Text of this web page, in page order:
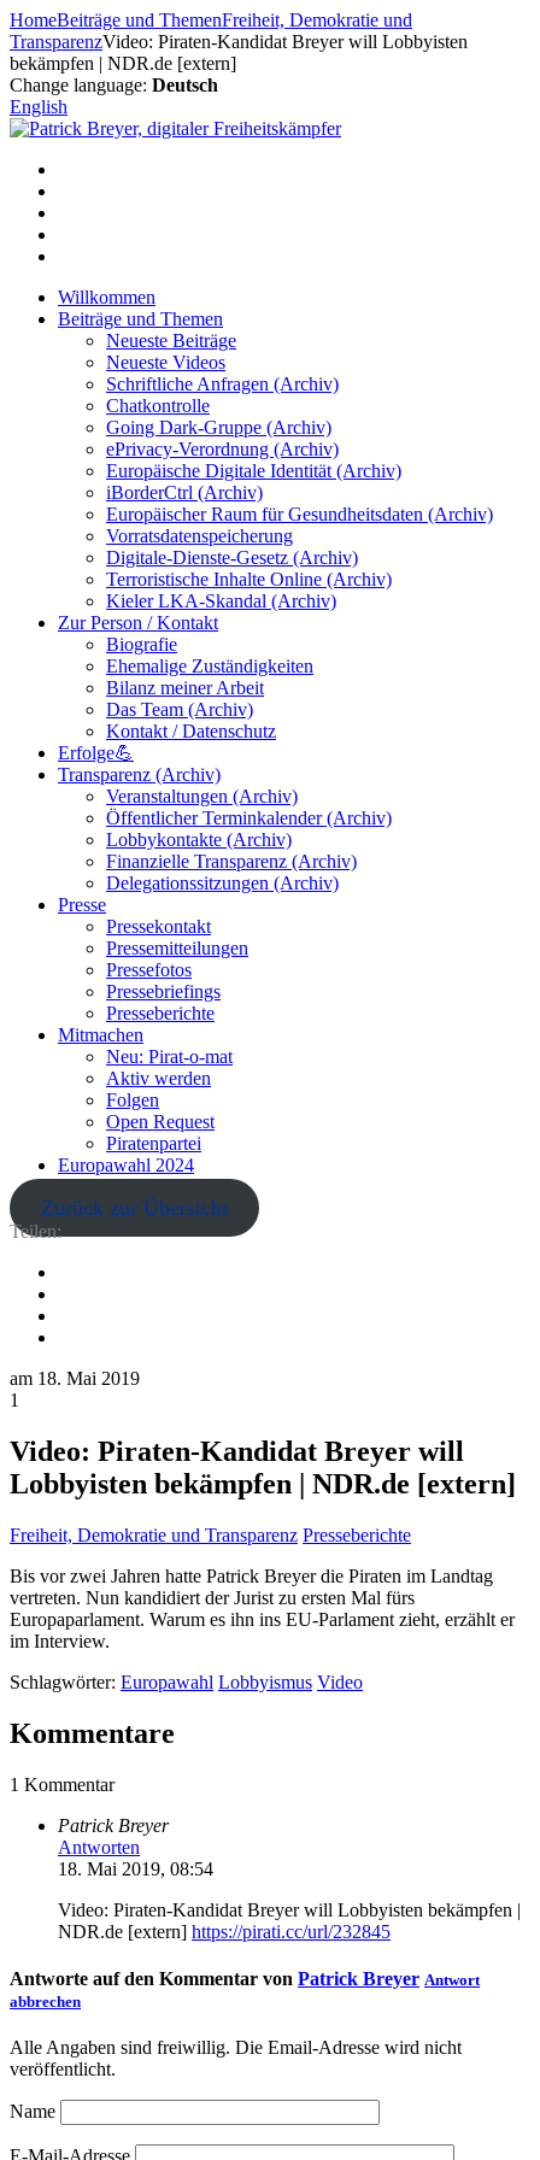
Zum
Inhalt
springen
HomeBeiträge und ThemenFreiheit, Demokratie und
TransparenzVideo: Piraten-Kandidat Breyer will Lobbyisten
bekämpfen | NDR.de [extern]
Change language: Deutsch
English
Willkommen
Beiträge und Themen
Neueste Beiträge
Neueste Videos
Schriftliche Anfragen (Archiv)
Chatkontrolle
Going Dark-Gruppe (Archiv)
ePrivacy-Verordnung (Archiv)
Europäische Digitale Identität (Archiv)
iBorderCtrl (Archiv)
Europäischer Raum für Gesundheitsdaten (Archiv)
Vorratsdatenspeicherung
Digitale-Dienste-Gesetz (Archiv)
Terroristische Inhalte Online (Archiv)
Kieler LKA-Skandal (Archiv)
Zur Person / Kontakt
Biografie
Ehemalige Zuständigkeiten
Bilanz meiner Arbeit
Das Team (Archiv)
Kontakt / Datenschutz
Erfolge💪
Transparenz (Archiv)
Veranstaltungen (Archiv)
Öffentlicher Terminkalender (Archiv)
Lobbykontakte (Archiv)
Finanzielle Transparenz (Archiv)
Delegationssitzungen (Archiv)
Presse
Pressekontakt
Pressemitteilungen
Pressefotos
Pressebriefings
Presseberichte
Mitmachen
Neu: Pirat-o-mat
Aktiv werden
Folgen
Open Request
Piratenpartei
Europawahl 2024
Zurück zur Übersicht
Teilen:
am 18. Mai 2019
1
Video: Piraten-Kandidat Breyer will
Lobbyisten bekämpfen | NDR.de [extern]
Freiheit, Demokratie und Transparenz Presseberichte
Bis vor zwei Jahren hatte Patrick Breyer die Piraten im Landtag
vertreten. Nun kandidiert der Jurist zu ersten Mal fürs
Europaparlament. Warum es ihn ins EU-Parlament zieht, erzählt er
im Interview.
Schlagwörter: Europawahl Lobbyismus Video
Kommentare
1 Kommentar
Patrick Breyer
Antworten
18. Mai 2019, 08:54
Video: Piraten-Kandidat Breyer will Lobbyisten bekämpfen |
NDR.de [extern] https://pirati.cc/url/232845
Antworte auf den Kommentar von Patrick Breyer Antwort
abbrechen
Alle Angaben sind freiwillig. Die Email-Adresse wird nicht
veröffentlicht.
Name